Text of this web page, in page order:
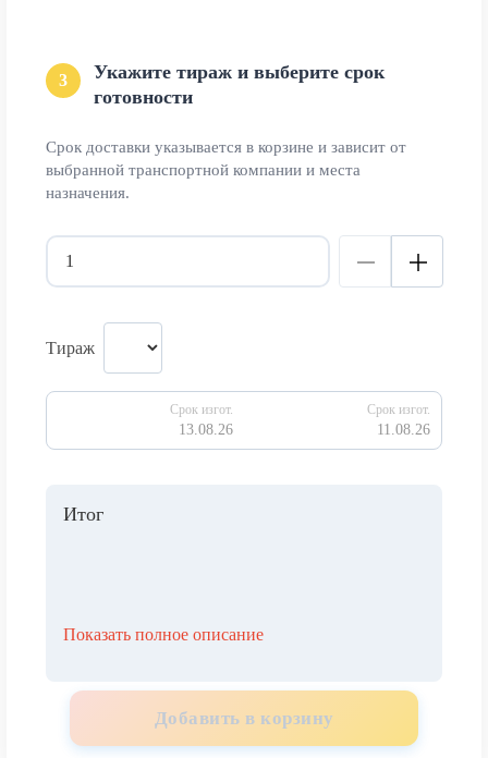
3
Укажите тираж и выберите срок
готовности
Срок доставки указывается в корзине и зависит от
выбранной транспортной компании и места
назначения.
Тираж
Срок изгот.
13.08.26
Срок изгот.
11.08.26
Итог
Показать полное описание
Добавить в корзину